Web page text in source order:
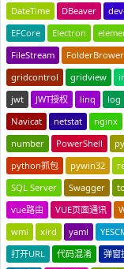
DateTime
DBeaver
EFCore
Electron
FileStream
gridcontrol
gridview
jwt
JWT授权 linq log
Navicat
netstat nginx
number
PowerShell
python抓包
pywin32
SQL Server
Swagger
vue路由
VUE页面通讯
wmi
xlrd yaml
打开URL
代码混淆 弹窗